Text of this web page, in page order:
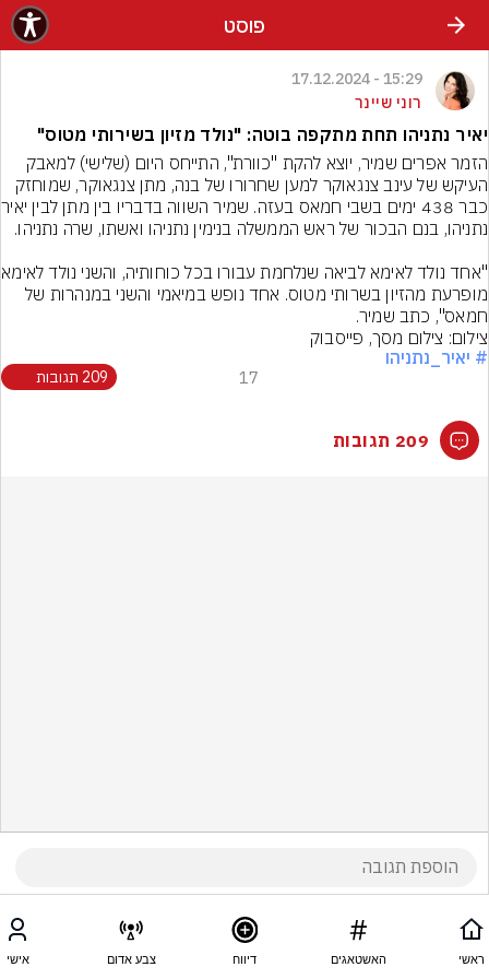
פוסט
15:29 - 17.12.2024
רוני שיינר
יאיר נתניהו תחת מתקפה בוטה: "נולד מזיון בשירותי מטוס"
כבר 438 ימים
מופרעת מהזיון בשרותי מטוס. אחד נופש במיאמי והשני במנהרות של
חמאס", כתב שמיר.
צילום: צילום מסך, פייסבוק
# יאיר_נתניהו
17 209 תגובות
209 תגובות
ראשי האשטאגים דיווח צבע אדום אישי